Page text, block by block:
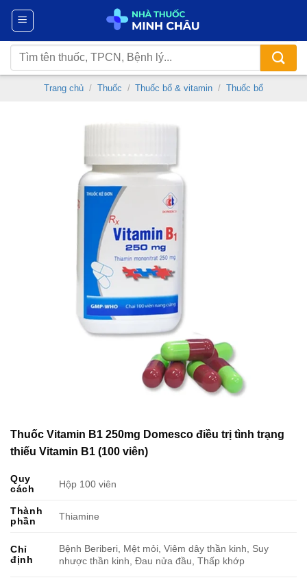
Chuyển
nội
dung
Tìm
kiếm:
Trang chủ / Thuốc / Thuốc bổ & vitamin / Thuốc bổ
Thuốc Vitamin B1 250mg Domesco điều trị tình trạng
thiếu Vitamin B1 (100 viên)
Quy
cách
Hộp 100 viên
Thành
phần
Thiamine
Chỉ
định
Bệnh Beriberi, Mệt mỏi, Viêm dây thần kinh, Suy
nhược thần kinh, Đau nửa đầu, Thấp khớp